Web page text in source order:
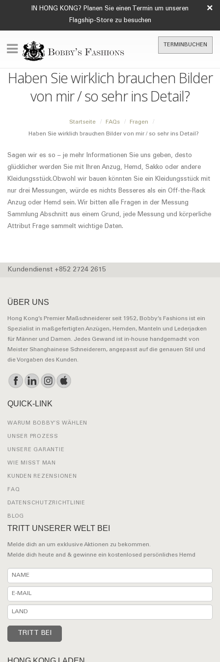
IN HONG KONG? Planen Sie einen Termin um unseren
Flagship-Store zu besuchen
×
TERMINBUCHEN
Haben Sie wirklich brauchen Bilder
von mir / so sehr ins Detail?
Startseite FAQs Fragen
Haben Sie wirklich brauchen Bilder von mir / so sehr ins Detail?
Sagen wir es so – je mehr Informationen Sie uns geben, desto
glücklicher werden Sie mit Ihren Anzug, Hemd, Sakko oder andere
Kleidungsstück.Obwohl wir bauen könnten Sie ein Kleidungsstück mit
nur drei Messungen, würde es nichts Besseres als ein Off-the-Rack
Anzug oder Hemd sein. Wir bitten alle Fragen in der Messung
Sammlung Abschnitt aus einem Grund, jede Messung und körperliche
Attribut Frage sammelt wichtige Daten.
Kundendienst +852 2724 2615
ÜBER UNS
Hong Kong’s Premier Maßschneiderer seit 1952, Bobby’s Fashions ist ein
Spezialist in maßgefertigten Anzügen, Hemden, Manteln und Lederjacken
für Männer und Damen. Jedes Gewand ist in-house handgemacht von
Meister Shanghainese Schneiderern, angepasst auf die genauen Stil und
die Vorgaben des Kunden.
QUICK-LINK
WARUM BOBBY’S WÄHLEN
UNSER PROZESS
UNSERE GARANTIE
WIE MISST MAN
KUNDEN REZENSIONEN
FAQ
DATENSCHUTZRICHTLINIE
BLOG
TRITT UNSERER WELT BEI
Melde dich an um exklusive Aktionen zu bekommen.
Melde dich heute and & gewinne ein kostenlosed persönliches Hemd